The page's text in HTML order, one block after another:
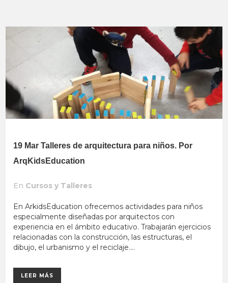
19 Mar Talleres de arquitectura para niños. Por
ArqKidsEducation
En Cursos y Talleres
En ArkidsEducation ofrecemos actividades para niños
especialmente diseñadas por arquitectos con
experiencia en el ámbito educativo. Trabajarán ejercicios
relacionadas con la construcción, las estructuras, el
dibujo, el urbanismo y el reciclaje....
LEER MÁS